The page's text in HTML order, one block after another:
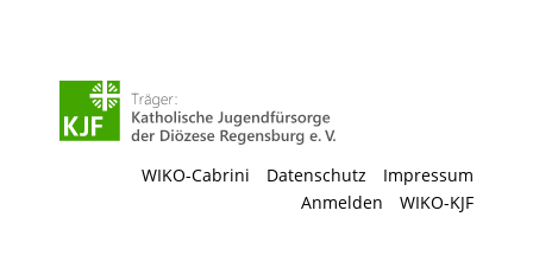
Impressum
Datenschutz
WIKO-Cabrini
WIKO-KJF
Anmelden